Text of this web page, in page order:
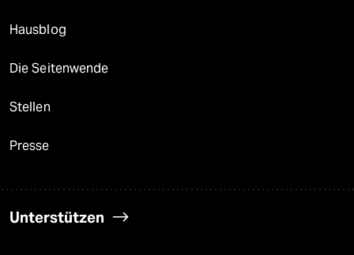
Hausblog
Die Seitenwende
Stellen
Presse
Unterstützen